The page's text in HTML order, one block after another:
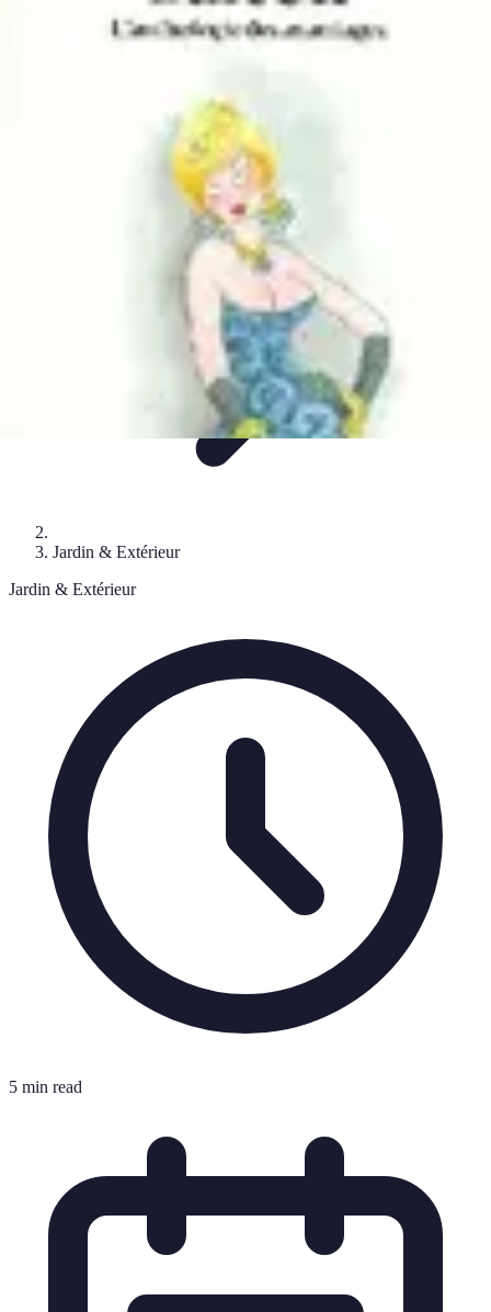
Easy DIY Ideas
Outils et MatériauxDécorationPeintureBien-êtreÉvénementiel
Jardin & Extérieur
Jardin & Extérieur
5 min read